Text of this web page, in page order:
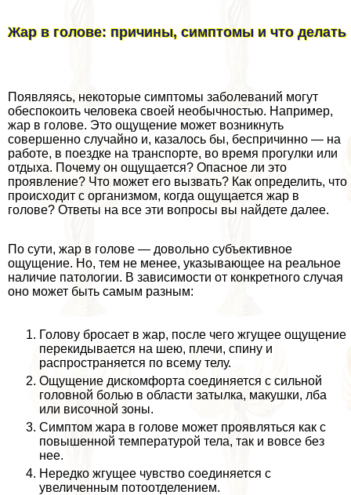
Жар в голове: причины, симптомы и что делать
Появляясь, некоторые симптомы заболеваний могут
обеспокоить человека своей необычностью. Например,
жар в голове. Это ощущение может возникнуть
совершенно случайно и, казалось бы, беспричинно — на
работе, в поездке на трaнcпорте, во время прогулки или
отдыха. Почему он ощущается? Опасное ли это
проявление? Что может его вызвать? Как определить, что
происходит с организмом, когда ощущается жар в
голове? Ответы на все эти вопросы вы найдете далее.
По сути, жар в голове — довольно субъективное
ощущение. Но, тем не менее, указывающее на реальное
наличие патологии. В зависимости от конкретного случая
оно может быть самым разным:
Голову бросает в жар, после чего жгущее ощущение
перекидывается на шею, плечи, спину и
распространяется по всему телу.
Ощущение дискомфорта соединяется с сильной
головной болью в области затылка, макушки, лба
или височной зоны.
Симптом жара в голове может проявляться как с
повышенной температурой тела, так и вовсе без
нее.
Нередко жгущее чувство соединяется с
увеличенным потоотделением.